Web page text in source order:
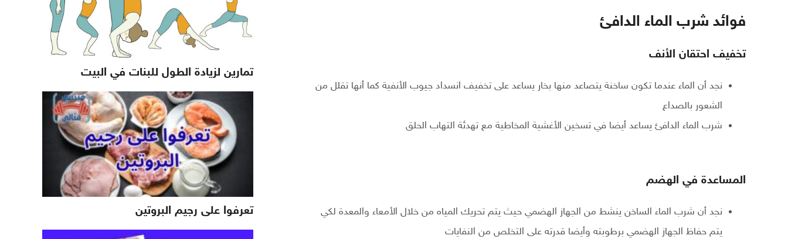
فوائد شرب الماء الدافئ
تخفيف احتقان الأنف
نجد أن الماء عندما تكون ساخنة يتصاعد منها بخار يساعد على تخفيف انسداد جيوب الأنفية كما أنها تقلل من
الشعور بالصداع
شرب الماء الدافئ يساعد أيضا في تسخين الأغشية المخاطية مع تهدئة التهاب الحلق
المساعدة في الهضم
نجد أن شرب الماء الساخن ينشط من الجهاز الهضمي حيث يتم تحريك المياه من خلال الأمعاء والمعدة لكي
يتم حفاظ الجهاز الهضمي برطوبته وأيضا قدرته على التخلص من النفايات
تمارين لزيادة الطول للبنات في البيت
تعرفوا على رجيم البروتين